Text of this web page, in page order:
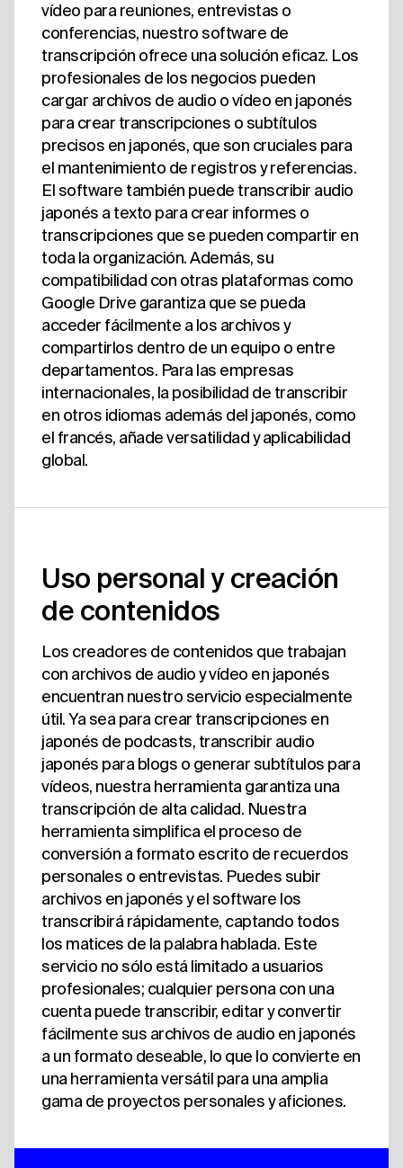
vídeo para reuniones, entrevistas o
conferencias, nuestro software de
transcripción ofrece una solución eficaz. Los
profesionales de los negocios pueden
cargar archivos de audio o vídeo en japonés
para crear transcripciones o subtítulos
precisos en japonés, que son cruciales para
el mantenimiento de registros y referencias.
El software también puede transcribir audio
japonés a texto para crear informes o
transcripciones que se pueden compartir en
toda la organización. Además, su
compatibilidad con otras plataformas como
Google Drive garantiza que se pueda
acceder fácilmente a los archivos y
compartirlos dentro de un equipo o entre
departamentos. Para las empresas
internacionales, la posibilidad de transcribir
en otros idiomas además del japonés, como
el francés, añade versatilidad y aplicabilidad
global.
Uso personal y creación
de contenidos
Los creadores de contenidos que trabajan
con archivos de audio y vídeo en japonés
encuentran nuestro servicio especialmente
útil. Ya sea para crear transcripciones en
japonés de podcasts, transcribir audio
japonés para blogs o generar subtítulos para
vídeos, nuestra herramienta garantiza una
transcripción de alta calidad. Nuestra
herramienta simplifica el proceso de
conversión a formato escrito de recuerdos
personales o entrevistas. Puedes subir
archivos en japonés y el software los
transcribirá rápidamente, captando todos
los matices de la palabra hablada. Este
servicio no sólo está limitado a usuarios
profesionales; cualquier persona con una
cuenta puede transcribir, editar y convertir
fácilmente sus archivos de audio en japonés
a un formato deseable, lo que lo convierte en
una herramienta versátil para una amplia
gama de proyectos personales y aficiones.